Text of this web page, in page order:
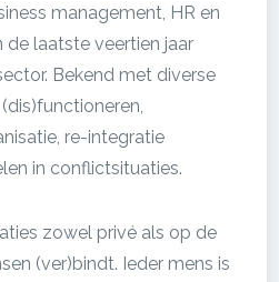
management, HR en
de laatste veertien jaar
Bekend met diverse
re-integratie
in conflictsituaties.
zowel privé als op de
(ver)bindt. Ieder mens is